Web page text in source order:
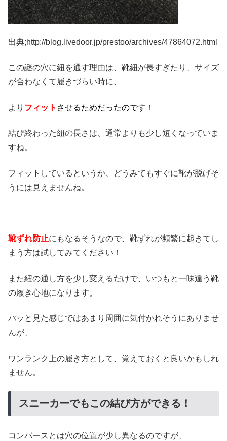
出典;http://blog.livedoor.jp/prestoo/archives/47864072.html
この謎の穴に紐を通す理由は、靴紐が長すぎたり、サイズ
が合わなくて履きづらい時に、
より フィット させるためだったのです ！
結び終わった紐の長さは、通常よりも少し短くなっていま
すね。
フィットしているというか、どうみてもすぐに靴が脱げそ
うには見えませんね。
靴ずれ防止にもなるそうなので、靴ずれが頻繁に起きてし
まう方は試してみてください！
また紐の通し方を少し変えるだけで、いつもと一味違う靴
の履き心地になります。
パッと見た感じではあまり周囲に気付かれそうにありませ
んが、
ワンランク上の履き方として、覚えておくと良いかもしれ
ません。
スニーカーでもこの結び方ができる！
コンバースとは穴の位置が少し異なるのですが、